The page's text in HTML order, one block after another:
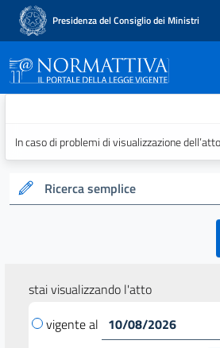
Presidenza del Consiglio dei Ministri
Normattiva - Il
In caso di problemi di visualizzazione
Ricerca semplice
stai visualizzando l'atto
vigente al